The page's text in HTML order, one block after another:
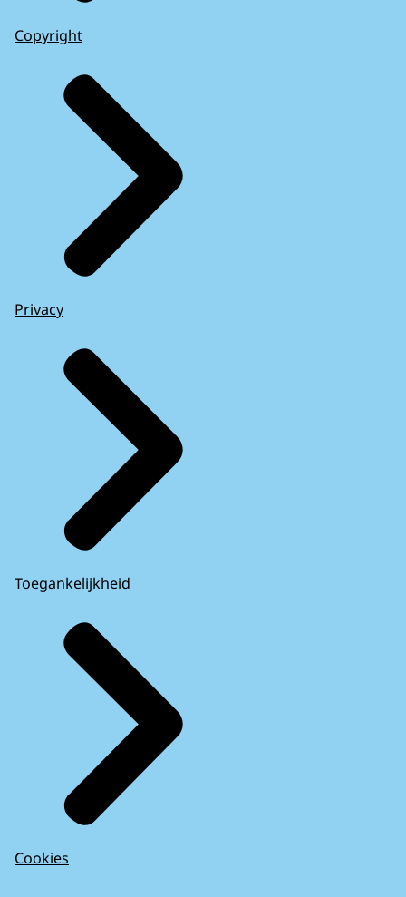
Copyright
Privacy
Toegankelijkheid
Cookies